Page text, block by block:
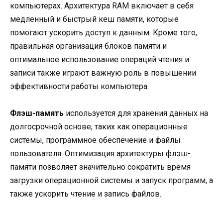
компьютерах. Архитектура RAM включает в себя
медленный и быстрый кеш памяти, которые
помогают ускорить доступ к данным. Кроме того,
правильная организация блоков памяти и
оптимальное использование операций чтения и
записи также играют важную роль в повышении
эффективности работы компьютера.
Флэш-память используется для хранения данных на
долгосрочной основе, таких как операционные
системы, программное обеспечение и файлы
пользователя. Оптимизация архитектуры флэш-
памяти позволяет значительно сократить время
загрузки операционной системы и запуск программ, а
также ускорить чтение и запись файлов.